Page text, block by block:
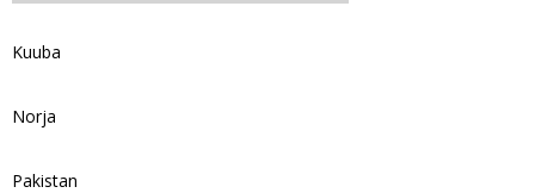
Kuuba
Norja
Pakistan